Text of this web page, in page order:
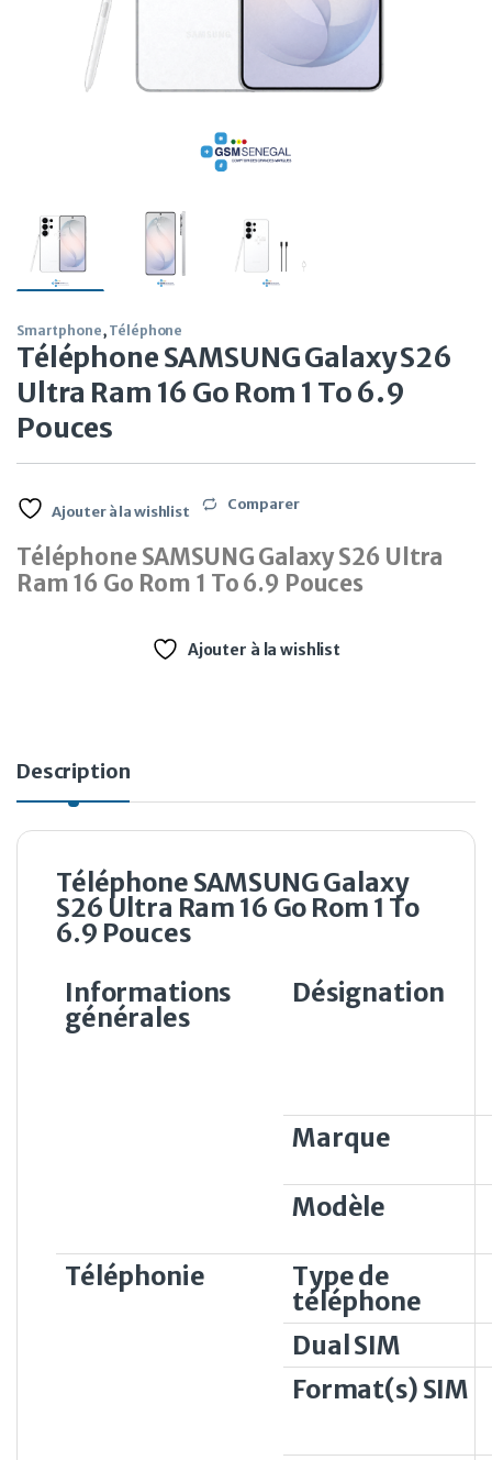
Smartphone, Téléphone
Téléphone SAMSUNG Galaxy S26
Ultra Ram 16 Go Rom 1 To 6.9
Pouces
Ajouter à la wishlist Comparer
Téléphone SAMSUNG Galaxy S26 Ultra
Ram 16 Go Rom 1 To 6.9 Pouces
Ajouter à la wishlist
Description
Téléphone SAMSUNG Galaxy
S26 Ultra Ram 16 Go Rom 1 To
6.9 Pouces
Informations
générales
Désignation
Marque
Modèle
Téléphonie Type de
téléphone
Dual SIM
Format(s) SIM